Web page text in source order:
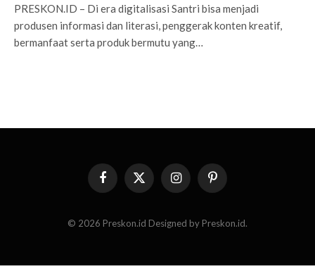
PRESKON.ID – Di era digitalisasi Santri bisa menjadi
produsen informasi dan literasi, penggerak konten kreatif,
bermanfaat serta produk bermutu yang…
FacebookX
(Twitter)
InstagramPinterest
© 2026 Preskon.id Designed by Preskon.id.